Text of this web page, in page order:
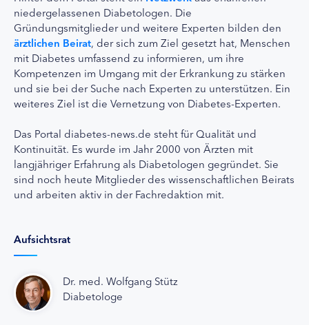
niedergelassenen Diabetologen. Die
Gründungsmitglieder und weitere Experten bilden den
ärztlichen Beirat, der sich zum Ziel gesetzt hat, Menschen
mit Diabetes umfassend zu informieren, um ihre
Kompetenzen im Umgang mit der Erkrankung zu stärken
und sie bei der Suche nach Experten zu unterstützen. Ein
weiteres Ziel ist die Vernetzung von Diabetes-Experten.
Das Portal diabetes-news.de steht für Qualität und
Kontinuität. Es wurde im Jahr 2000 von Ärzten mit
langjähriger Erfahrung als Diabetologen gegründet. Sie
sind noch heute Mitglieder des wissenschaftlichen Beirats
und arbeiten aktiv in der Fachredaktion mit.
Aufsichtsrat
Dr. med. Wolfgang Stütz
Diabetologe